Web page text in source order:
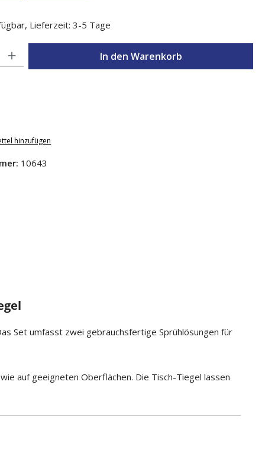
Lieferzeit: 3-5 Tage
Gib den gewünschten Wert ein oder benutze die Schaltflächen
In den Warenkorb
hinzufügen
10643
Set umfasst zwei gebrauchsfertige Sprühlösungen für
auf geeigneten Oberflächen. Die Tisch-Tiegel lassen